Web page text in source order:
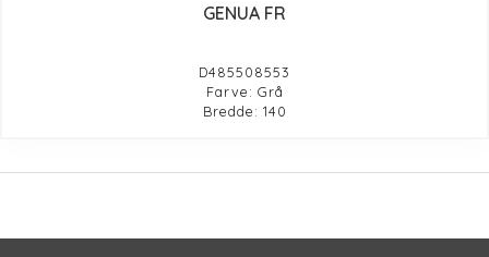
GENUA FR
D485508553
Farve: Grå
Bredde: 140